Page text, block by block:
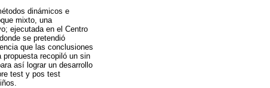
dinámicos e
mixto, una
ejecutada en el Centro
se pretendió
que las conclusiones
recopiló un sin
así lograr un desarrollo
test y pos test